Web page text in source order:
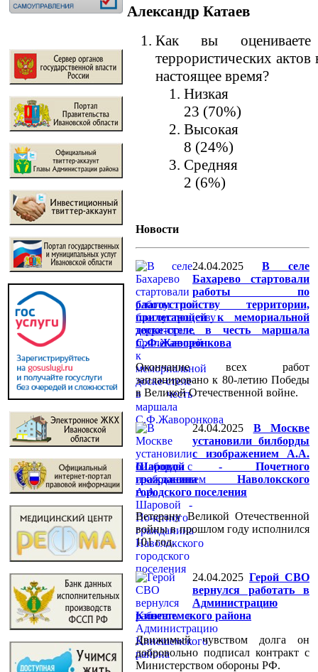
Александр Катаев
Как вы оцениваете
террористических
настоящее время?
Низкая
23 (70%)
Высокая
8 (24%)
Средняя
2 (6%)
Новости
24.04.2025
В селе
Бахарево стартовали
работы по
благоустройству территории,
прилегающей к мемориальной
доске-стеле в честь маршала
С.Ф.Жаворонкова
Окончание всех работ
запланировано к 80-летию Победы
в Великой Отечественной войне.
24.04.2025
В Москве
установили билборды
с изображением А.А.
Шаровой - Почетного
гражданина Наволокского
городского поселения
Ветерану Великой Отечественной
войны в прошлом году исполнился
101 год.
24.04.2025 Герой СВО
вернулся работать в
Администрацию
Кинешемского района
Движимый чувством долга он
добровольно подписал контракт с
Министерством обороны РФ.